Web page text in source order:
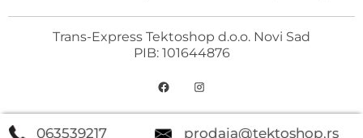
Trans-Express Tektoshop d.o.o. Novi Sad
PIB: 101644876
063539217 prodaja@tektoshop.rs